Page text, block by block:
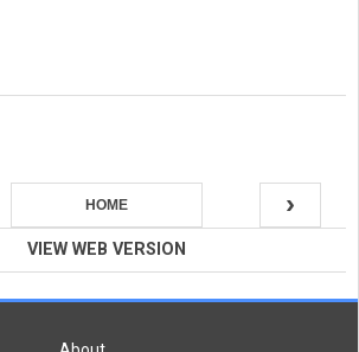
›
HOME
VIEW WEB VERSION